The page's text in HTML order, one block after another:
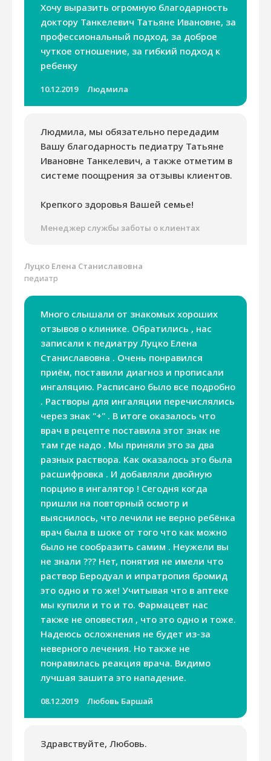
Хочу выразить огромную благодарность
доктору Танкелевич Татьяне Ивановне, за
профессиональный подход, за доброе
чуткое отношение, за гибкий подход к
ребенку
10.12.2019 Людмила
Людмила, мы обязательно передадим
Вашу благодарность педиатру Татьяне
Ивановне Танкелевич, а также отметим в
системе поощрения за отзывы клиентов.
Крепкого здоровья Вашей семье!
Менеджер службы заботы о клиентах
Луцко Елена Станиславовна
педиатр
Много слышали от знакомых хороших
отзывов о клинике. Обратились , нас
записали к педиатру Луцко Елена
Станиславовна . Очень понравился
приём, поставили диагноз и прописали
ингаляцию. Расписано было все подробно
. Растворы для ингаляции перечислялись
через знак "+" . В итоге оказалось что
врач в рецепте поставила этот знак не
там где надо . Мы приняли это за два
разных раствора. Как оказалось это была
расшифровка . И добавляли двойную
порцию в ингалятор ! Сегодня когда
пришли на повторный осмотр и
выяснилось, что лечили не верно ребёнка
врач была в шоке от того что как можно
было не сообразить самим . Неужели вы
не знали ??? Нет, понятия не имели что
раствор Беродуал и ипратропия бромид
это одно и то же! Учитывая что в аптеке
мы купили и то и то. Фармацевт нас
также не оповестил , что это одно и тоже.
Надеюсь осложнения не будет из-за
неверного лечения. Но также не
понравилась реакция врача. Видимо
лучшая зашита это нападение.
08.12.2019 Любовь Баршай
Здравствуйте, Любовь.